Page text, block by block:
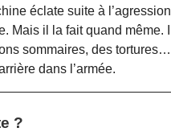
éclate suite à l’agression
Mais il la fait quand même. Il
sommaires, des tortures…
dans l’armée.
?